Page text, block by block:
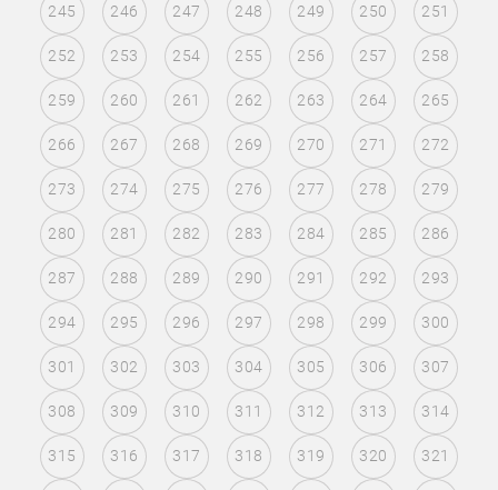
245 246 247 248 249 250 251
252 253 254 255 256 257 258
259 260 261 262 263 264 265
266 267 268 269 270 271 272
273 274 275 276 277 278 279
280 281 282 283 284 285 286
287 288 289 290 291 292 293
294 295 296 297 298 299 300
301 302 303 304 305 306 307
308 309 310 311 312 313 314
315 316 317 318 319 320 321